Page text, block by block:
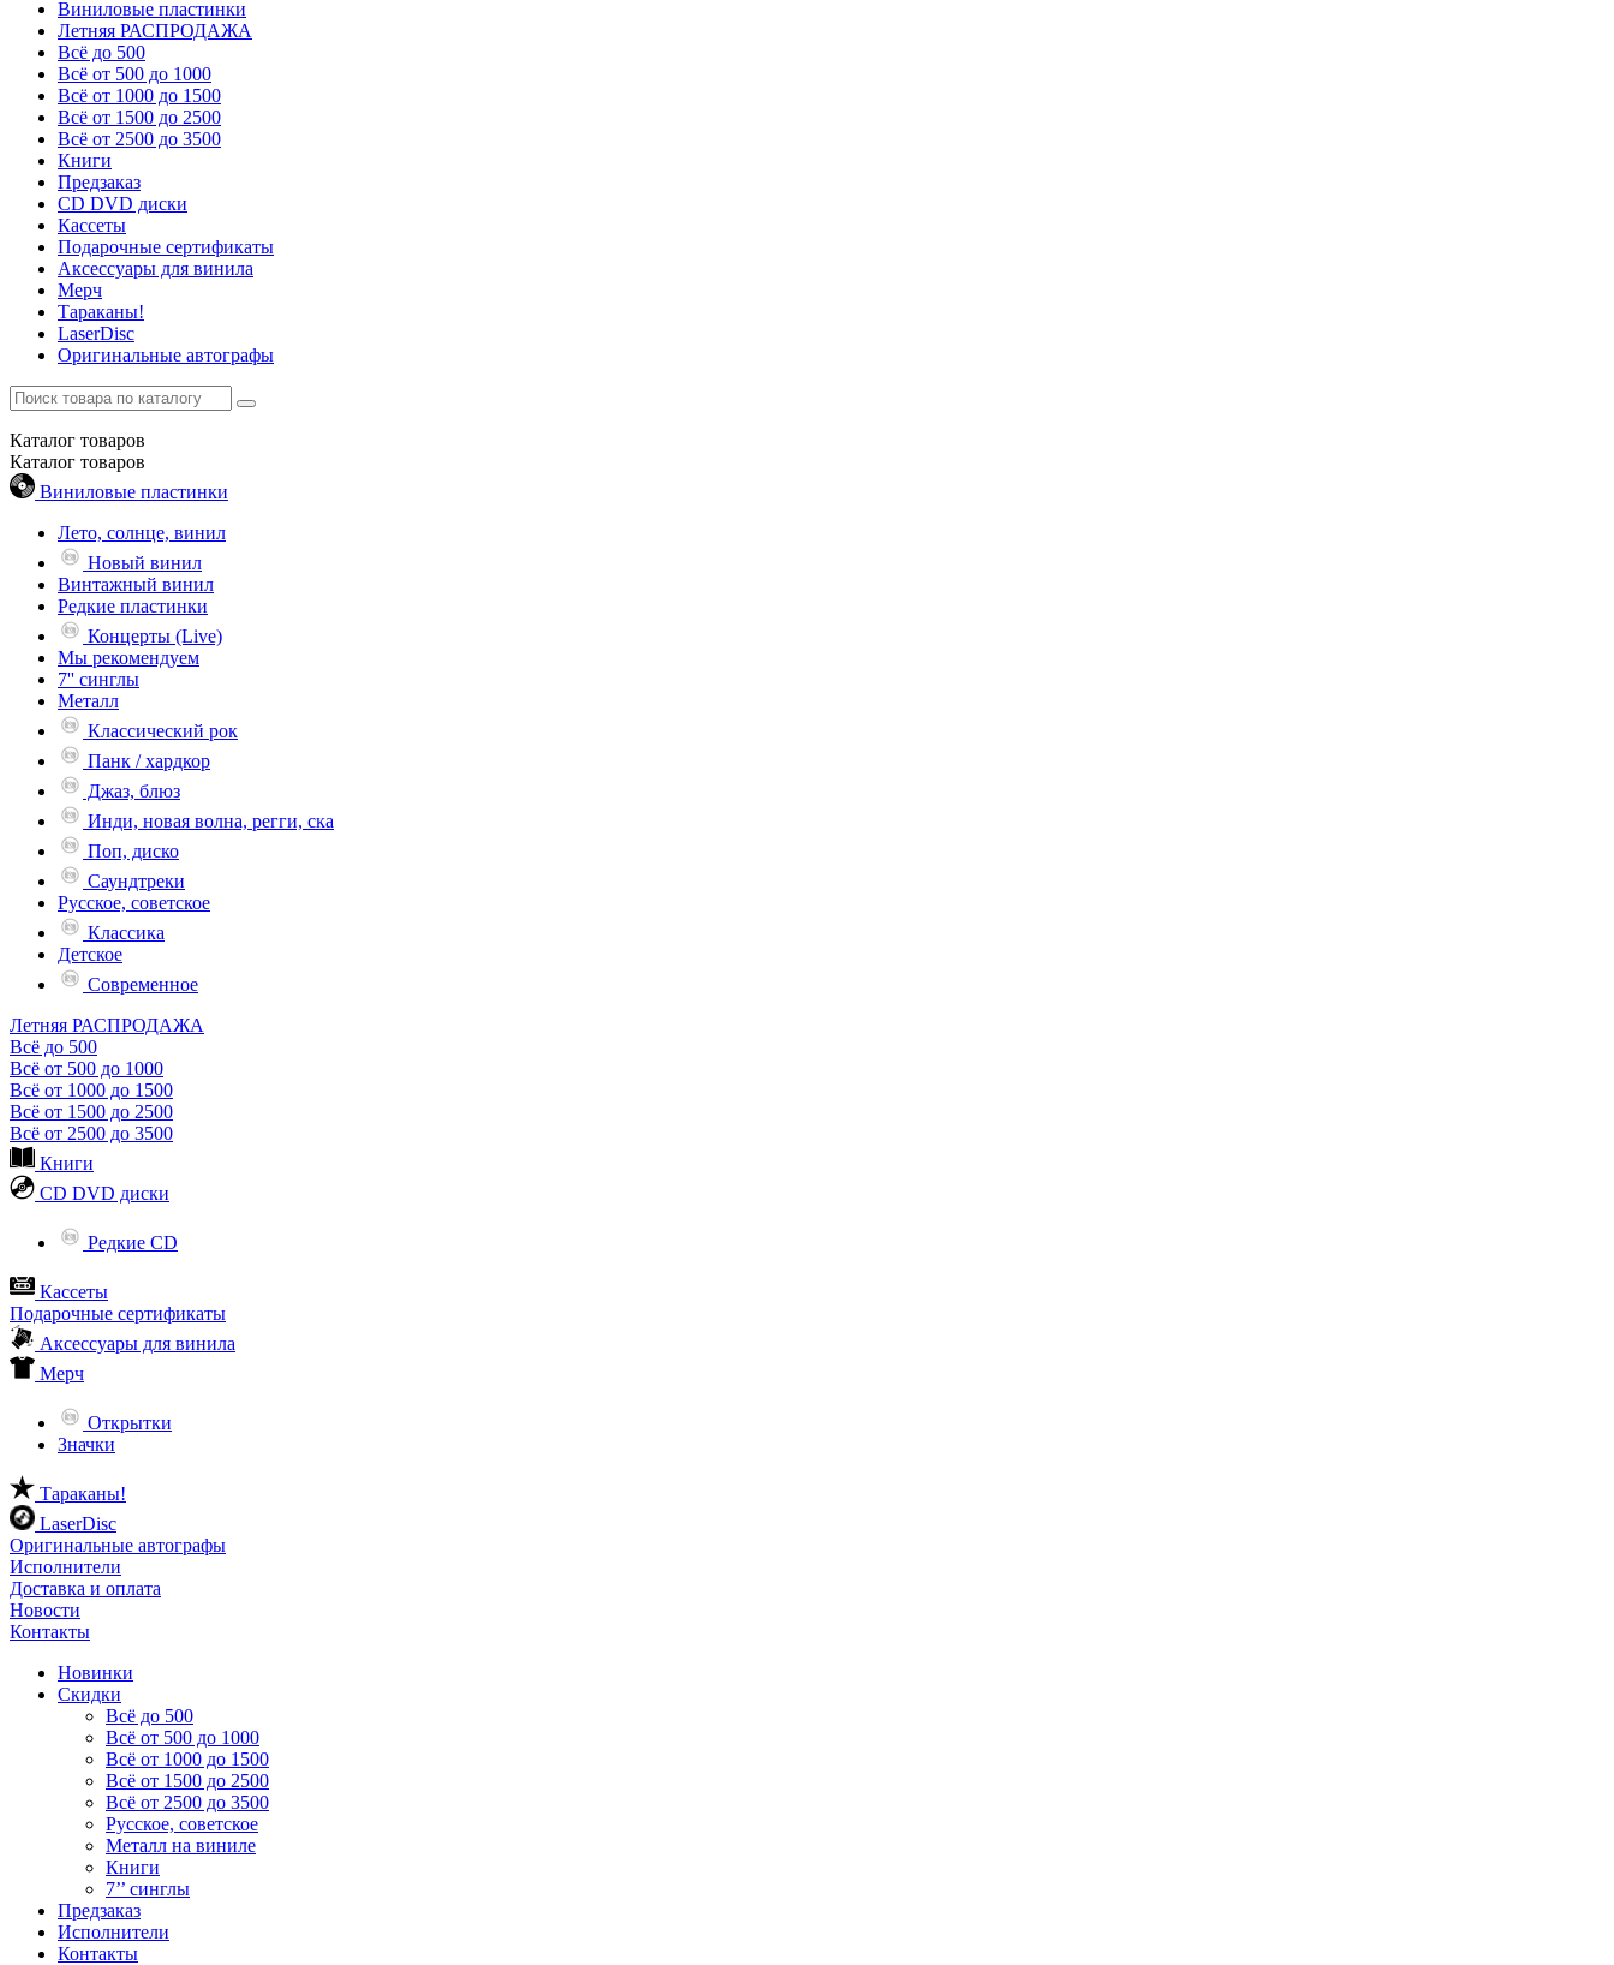
Виниловые пластинки
Летняя РАСПРОДАЖА
Всё до 500
Всё от 500 до 1000
Всё от 1000 до 1500
Всё от 1500 до 2500
Всё от 2500 до 3500
Книги
Предзаказ
CD DVD диски
Кассеты
Подарочные сертификаты
Аксессуары для винила
Мерч
Тараканы!
LaserDisc
Оригинальные автографы
Каталог товаров
Каталог товаров
Виниловые пластинки
Лето, солнце, винил
Новый винил
Винтажный винил
Редкие пластинки
Концерты (Live)
Мы рекомендуем
7'' синглы
Металл
Классический рок
Панк / хардкор
Джаз, блюз
Инди, новая волна, регги, ска
Поп, диско
Саундтреки
Русское, советское
Классика
Детское
Современное
Летняя РАСПРОДАЖА
Всё до 500
Всё от 500 до 1000
Всё от 1000 до 1500
Всё от 1500 до 2500
Всё от 2500 до 3500
Книги
CD DVD диски
Редкие CD
Кассеты
Подарочные сертификаты
Аксессуары для винила
Мерч
Открытки
Значки
Тараканы!
LaserDisc
Оригинальные автографы
Исполнители
Доставка и оплата
Новости
Контакты
Новинки
Скидки
Всё до 500
Всё от 500 до 1000
Всё от 1000 до 1500
Всё от 1500 до 2500
Всё от 2500 до 3500
Русское, советское
Металл на виниле
Книги
7’’ синглы
Предзаказ
Исполнители
Контакты